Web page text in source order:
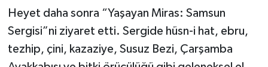
Heyet daha sonra “Yaşayan Miras: Samsun
Sergisi”ni ziyaret etti. Sergide hüsn-i hat, ebru,
tezhip, çini, kazaziye, Susuz Bezi, Çarşamba